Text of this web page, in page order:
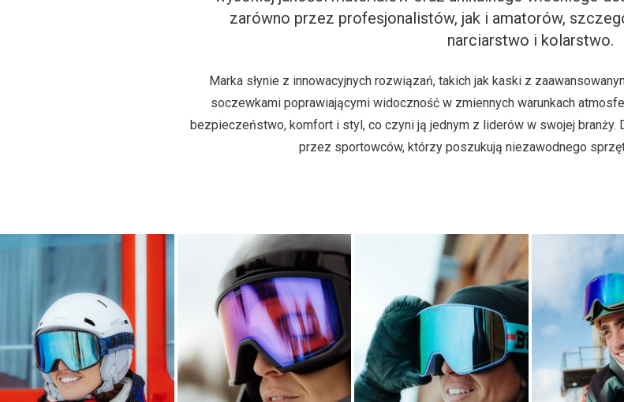
zarówno przez profesjonalistów, jak i amatorów,
narciarstwo i kolarstwo.
Marka słynie z innowacyjnych rozwiązań, takich jak kaski z
soczewkami poprawiającymi widoczność w zmiennych warunkach
bezpieczeństwo, komfort i styl, co czyni ją jednym z liderów w swojej branży.
przez sportowców, którzy poszukują niezawodnego